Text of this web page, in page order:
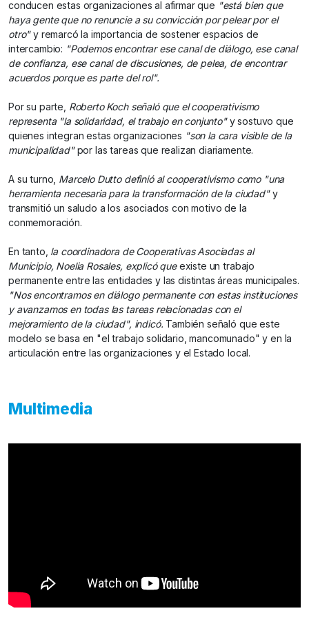
conducen estas organizaciones al afirmar que "está bien que
haya gente que no renuncie a su convicción por pelear por el
otro"y remarcó la importancia de sostener espacios de
intercambio: "Podemos encontrar ese canal de diálogo, ese canal
de confianza, ese canal de discusiones, de pelea, de encontrar
acuerdos porque es parte del rol".
Por su parte, Roberto Koch señaló que el cooperativismo
representa "la solidaridad, el trabajo en conjunto"y sostuvo que
quienes integran estas organizaciones "son la cara visible de la
municipalidad"por las tareas que realizan diariamente.
A su turno, Marcelo Dutto definió al cooperativismo como "una
herramienta necesaria para la transformación de la ciudad"y
transmitió un saludo a los asociados con motivo de la
conmemoración.
En tanto, la coordinadora de Cooperativas Asociadas al
Municipio, Noelia Rosales, explicó queexiste un trabajo
permanente entre las entidades y las distintas áreas municipales.
"Nos encontramos en diálogo permanente con estas instituciones
y avanzamos en todas las tareas relacionadas con el
mejoramiento de la ciudad", indicó. También señaló que este
modelo se basa en "el trabajo solidario, mancomunado" y en la
articulación entre las organizaciones y el Estado local.
Multimedia